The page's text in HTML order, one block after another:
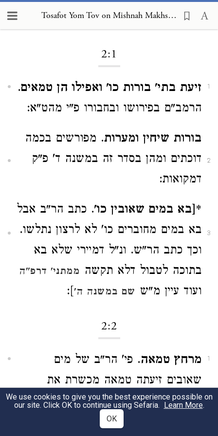
Tosafot Yom Tov on Mishnah Makhshirin 2:1
2:1
1 זיעת בתי' בורות כו' ואפילו הן טמאים.
הרמב"ם בפירושו ובחבורו פ"י מהט"א:
2
בורות שיחין ומערות. מפורשים בכמה
דוכתים ומהן בסדר זה במשנה ד' פ"ק
דמקואות:
3
*[בא במים שאובין כו'. כתב הר"ב אבל
בא במים מחוברים כו' לא לרצון נתלשו.
וכך כתב הר"ש. ונ"ל דמיירי שלא בא
בתוכה לטבול דלא תקשה ממתני' דרפ"ה
ועוד עיין מ"ש שם במשנה ה']:
2:2
1 מרחץ טמאה. פי' הר"ב של מים
שאובים זיעתה טמאה מכשרת את
הפירות ומטמאתן וכ"פ הר"ש. וקשה
דאע"ג דשאובים הם. לא מפני כן מטמאין
We use cookies to give you the best experience possible on
our site. Click OK to continue using Sefaria. Learn More.
OK